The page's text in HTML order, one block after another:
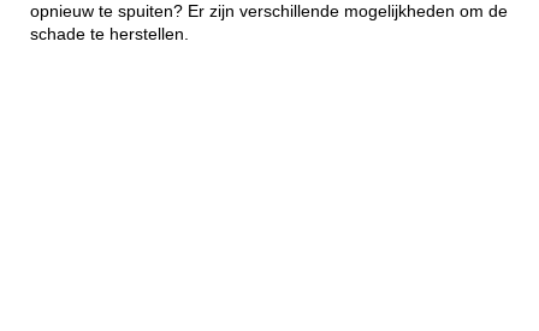
opnieuw te spuiten? Er zijn verschillende mogelijkheden om de
schade te herstellen.